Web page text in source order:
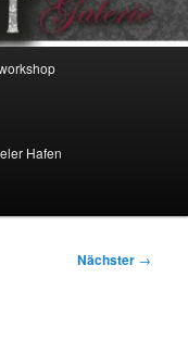
Hafen
Nächster →